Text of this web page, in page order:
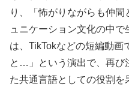
り、「怖がりながらも仲間
ュニケーション文化の中
は、TikTokなどの短編動画
と…」という演出で、再び
た共通言語としての役割を